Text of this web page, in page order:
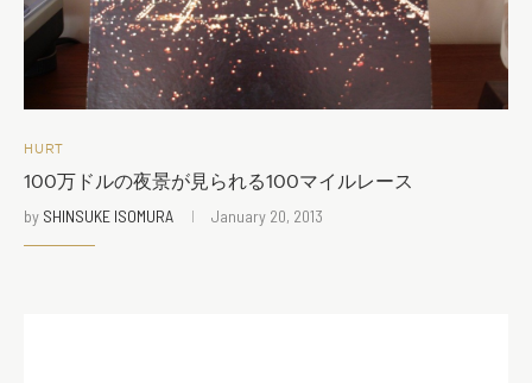
HURT
100万ドルの夜景が見られる100マイルレース
by SHINSUKE ISOMURA January 20, 2013